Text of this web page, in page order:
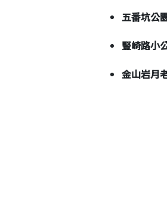
五番坑公
豎崎路小
金山岩月